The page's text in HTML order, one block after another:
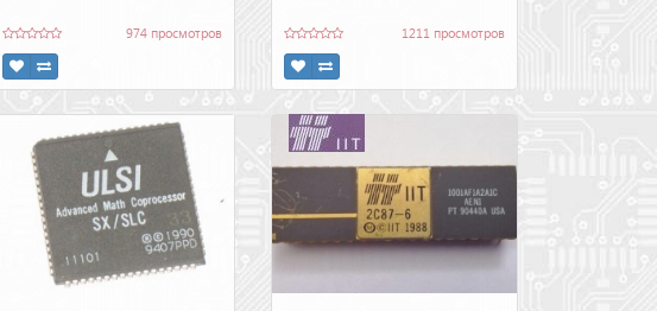
974 просмотров 1211 просмотров